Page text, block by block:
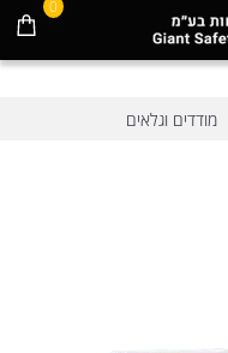
0
מודדים וגלאים